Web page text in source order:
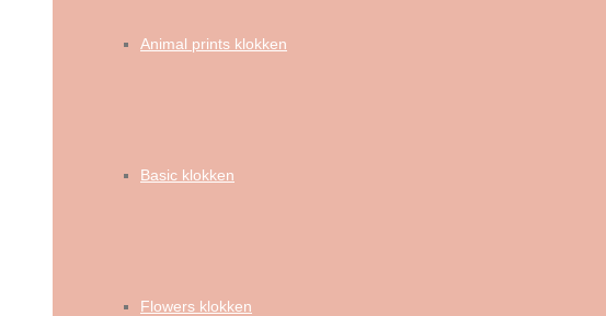
Animal prints klokken
Basic klokken
Flowers klokken